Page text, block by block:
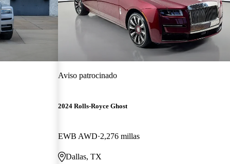
Aviso patrocinado
2024 Rolls-Royce Ghost
EWB AWD 2,276 millas
Dallas, TX